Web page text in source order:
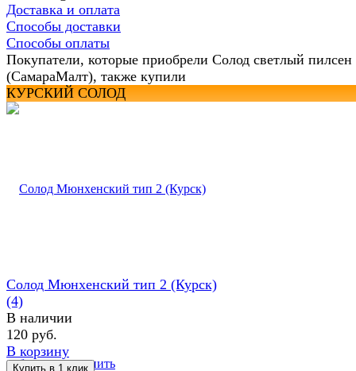
Доставка и оплата
Способы доставки
Способы оплаты
Покупатели, которые приобрели Солод светлый пилсен
(СамараМалт), также купили
КУРСКИЙ СОЛОД
избранное сравнить
Солод Мюнхенский тип 2 (Курск)
(4)
В наличии
120 руб.
В корзину